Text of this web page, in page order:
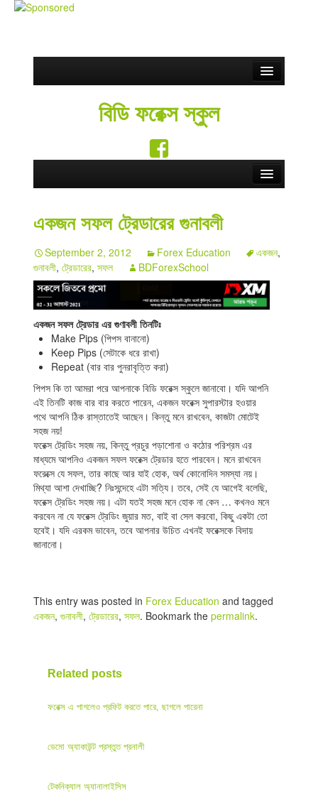
বিডি ফরেক্স স্কুল
Forex School
Forex Education
Forex Brokers
Forex Rebate
Indicators
Download
Open a live account
একজন সফল ট্রেডারের গুনাবলী
September 2, 2012 Forex Education একজন,
গুনাবলী,ট্রেডারের,সফল BDForexSchool
একজন সফল ট্রেডার এর গুণাবলী তিনটিঃ
Make Pips (পিপস বানানো)
Keep Pips (সেটাকে ধরে রাখা)
Repeat (বার বার পুনরাবৃত্তি করা)
পিপস কি তা আমরা পরে আপনাকে বিডি ফরেক্স স্কুলে জানাবো। যদি আপনি
এই তিনটি কাজ বার বার করতে পারেন, একজন ফরেক্স সুপারস্টার হওয়ার
পথে আপনি ঠিক রাস্তাতেই আছেন। কিন্তু মনে রাখবেন, কাজটা মোটেই
সহজ নয়!
ফরেক্স ট্রেডিং সহজ নয়, কিন্তু প্রচুর পড়াশোনা ও কঠোর পরিশ্রম এর
মাধ্যমে আপনিও একজন সফল ফরেক্স ট্রেডার হতে পারবেন। মনে রাখবেন
ফরেক্সে যে সফল, তার কাছে আর যাই হোক, অর্থ কোনোদিন সমস্যা নয়।
মিথ্যা আশা দেখাচ্ছি? নিঃসন্দেহে এটা সত্যি। তবে, সেই যে আগেই বলেছি,
ফরেক্স ট্রেডিং সহজ নয়। এটা যতই সহজ মনে হোক না কেন … কখনও মনে
করবেন না যে ফরেক্স ট্রেডিং জুয়ার মত, বাই বা সেল করবো, কিছু একটা তো
হবেই। যদি এরকম ভাবেন, তবে আপনার উচিত এখনই ফরেক্সকে বিদায়
জানানো।
This entry was posted in Forex Education and tagged
একজন,গুনাবলী,ট্রেডারের,সফল. Bookmark thepermalink.
Related posts
ফরেক্স এ পাগলেও প্রফিট করতে পারে, ছাগলে পারেনা
ডেমো অ্যাকাউন্ট প্রস্তুত প্রনালী
টেকনিক্যাল অ্যানালাইসিস